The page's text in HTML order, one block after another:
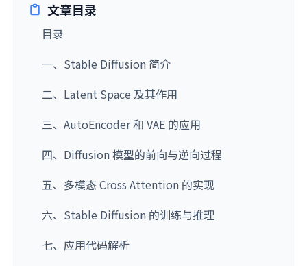
文章目录
目录
一、Stable Diffusion 简介
二、Latent Space 及其作用
三、AutoEncoder 和 VAE 的应用
四、Diffusion 模型的前向与逆向过程
五、多模态 Cross Attention 的实现
六、Stable Diffusion 的训练与推理
七、应用代码解析